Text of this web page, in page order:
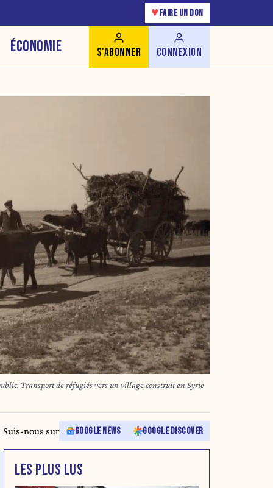
♥ FAIRE UN DON
ÉCONOMIE S'ABONNER CONNEXION
Transport de réfugiés vers un village construit en Syrie
Suis-nous sur GOOGLE NEWS GOOGLE DISCOVER
LES PLUS LUS